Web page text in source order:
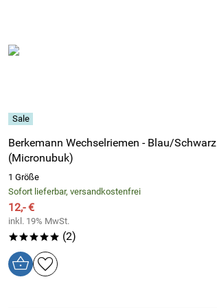
Berkemann Wechselriemen - Blau/Schwarz
(Micronubuk)
1 Größe
Sofort lieferbar, versandkostenfrei
12,- €
inkl. 19% MwSt.
***** (2)